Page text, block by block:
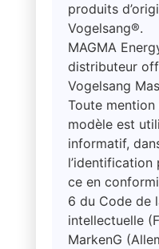
produits
Vogelsang®.
MAGMA
distributeur
Vogelsang
Toute
modèle est
informatif,
ce en
6 du Code de
intellectuelle
MarkenG